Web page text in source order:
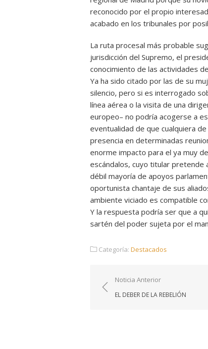
reconocido por el propio
acabado en los tribunales por
La ruta procesal más probable
jurisdicción del Supremo, el
conocimiento de las actividades
Ya ha sido citado por las de su
silencio, pero si es interrogado
línea aérea o la visita de una
europeo– no podría acogerse a
eventualidad de que cualquiera
presencia en determinadas
enorme impacto para el ya muy
escándalos, cuyo titular pretende
débil mayoría de apoyos
oportunista chantaje de sus
ambiente viciado es compatible
Y la respuesta podría ser que a
sartén del poder sujeta por el
Categoría: Destacados
Navegación
de
Noticia Anterior
EL DEBER DE LA REBELIÓN